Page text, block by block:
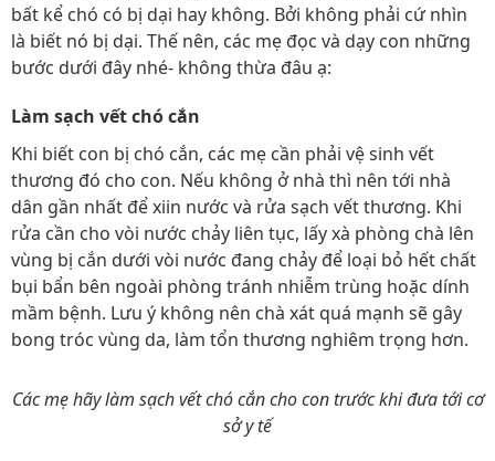
bất kể chó có bị dại hay không. Bởi không phải cứ nhìn
là biết nó bị dại. Thế nên, các mẹ đọc và dạy con những
bước dưới đây nhé- không thừa đâu ạ:
Làm sạch vết chó cắn
Khi biết con bị chó cắn, các mẹ cần phải vệ sinh vết
thương đó cho con. Nếu không ở nhà thì nên tới nhà
dân gần nhất để xiin nước và rửa sạch vết thương. Khi
rửa cần cho vòi nước chảy liên tục, lấy xà phòng chà lên
vùng bị cắn dưới vòi nước đang chảy để loại bỏ hết chất
bụi bẩn bên ngoài phòng tránh nhiễm trùng hoặc dính
mầm bệnh. Lưu ý không nên chà xát quá mạnh sẽ gây
bong tróc vùng da, làm tổn thương nghiêm trọng hơn.
Các mẹ hãy làm sạch vết chó cắn cho con trước khi đưa tới cơ
sở y tế